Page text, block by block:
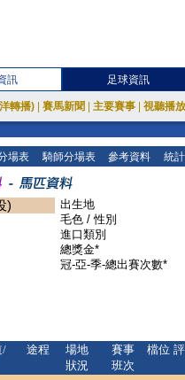
訊 足球資訊
轉播) 賽馬新聞 主要賽事 視聽播
場表 騎師分場表 參考資料 統
)
出生地
毛色 / 性別
進口類別
總獎金*
冠-亞-季-總出賽次數*
/
途程
場地
狀況
賽事
班次
檔位